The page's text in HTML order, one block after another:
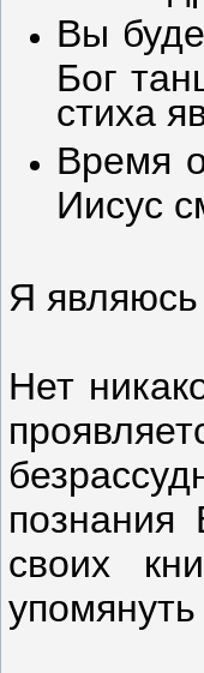
Вы
Бог
стиха
Время
Иисус
Я являюсь
Нет
своих